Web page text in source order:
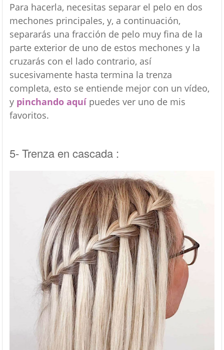
Para hacerla, necesitas separar el pelo en dos
mechones principales, y, a continuación,
separarás una fracción de pelo muy fina de la
parte exterior de uno de estos mechones y la
cruzarás con el lado contrario, así
sucesivamente hasta termina la trenza
completa, esto se entiende mejor con un vídeo,
y pinchando aquípuedes ver uno de mis
favoritos.
5- Trenza en cascada :